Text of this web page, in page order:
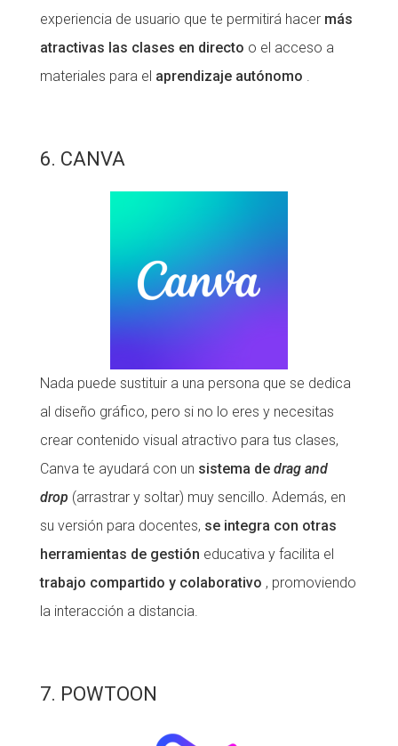
experiencia de usuario que te permitirá hacer más
atractivas las clases en directo o el acceso a
materiales para el aprendizaje autónomo
6. CANVA
Nada puede sustituir a una persona que se dedica
al diseño gráfico, pero si no lo eres y necesitas
crear contenido visual atractivo para tus clases,
Canva te ayudará con un sistema de drag and
drop (arrastrar y soltar) muy sencillo. Además, en
su versión para docentes, se integra con otras
herramientas de gestión educativa y facilita el
trabajo compartido y colaborativo , promoviendo
la interacción a distancia.
7. POWTOON